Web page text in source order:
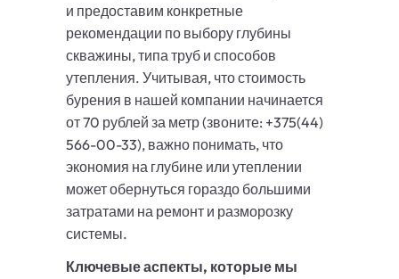
и предоставим конкретные
рекомендации по выбору глубины
скважины, типа труб и способов
утепления. Учитывая, что стоимость
бурения в нашей компании начинается
от 70 рублей за метр (звоните: +375(44)
566-00-33), важно понимать, что
экономия на глубине или утеплении
может обернуться гораздо большими
затратами на ремонт и разморозку
системы.
Ключевые аспекты, которые мы